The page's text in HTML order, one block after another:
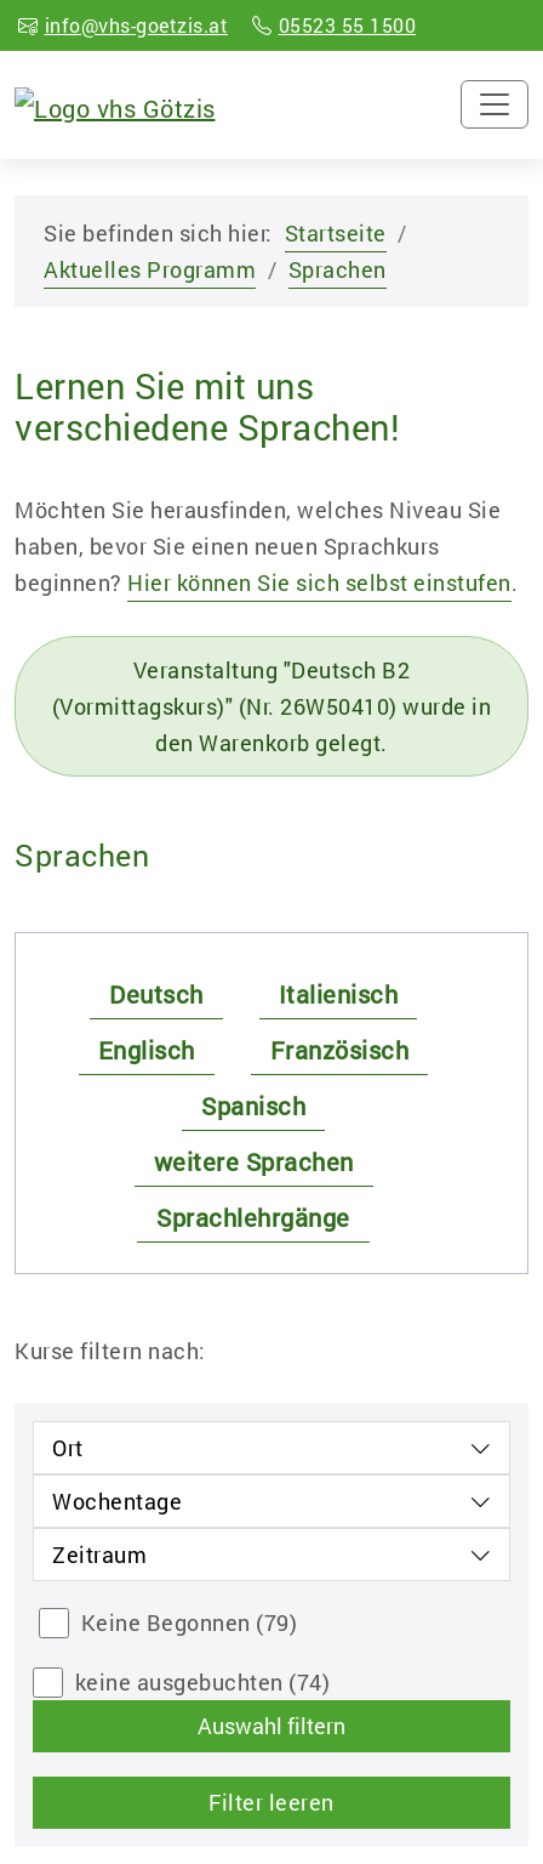
info@vhs-goetzis.at 05523 55 1500
Sie befinden sich hier: Startseite
Aktuelles Programm
Sprachen
Lernen Sie mit uns
verschiedene Sprachen!
Möchten Sie herausfinden, welches Niveau Sie
haben, bevor Sie einen neuen Sprachkurs
beginnen? Hier können Sie sich selbst einstufen.
Veranstaltung "Deutsch B2
(Vormittagskurs)" (Nr. 26W50410) wurde in
den Warenkorb gelegt.
Sprachen
Deutsch
Italienisch
Englisch
Französisch
Spanisch
weitere Sprachen
Sprachlehrgänge
Kurse filtern nach:
Ort
Wochentage
Zeitraum
Keine Begonnen (79)
keine ausgebuchten (74)
Auswahl filtern
Filter leeren